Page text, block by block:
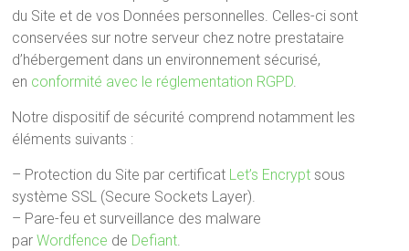
du Site et de vos Données personnelles. Celles-ci sont
conservées sur notre serveur chez notre prestataire
d’hébergement dans un environnement sécurisé,
en conformité avec le réglementation RGPD.
Notre dispositif de sécurité comprend notamment les
éléments suivants :
– Protection du Site par certificat Let’s Encrypt sous
système SSL (Secure Sockets Layer).
– Pare-feu et surveillance des malware
parWordfence de Defiant.